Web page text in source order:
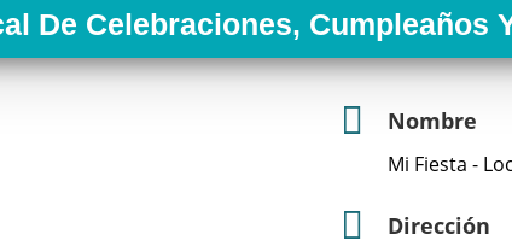
De Celebraciones, Cumpleaños
Nombre
Mi Fiesta -
Dirección